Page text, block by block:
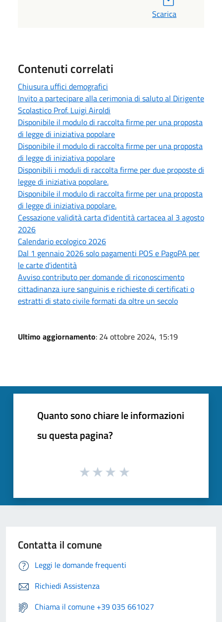
Scarica
Contenuti correlati
Chiusura uffici demografici
Invito a partecipare alla cerimonia di saluto al Dirigente
Scolastico Prof. Luigi Airoldi
Disponibile il modulo di raccolta firme per una proposta
di legge di iniziativa popolare
Disponibile il modulo di raccolta firme per una proposta
di legge di iniziativa popolare
Disponibili i moduli di raccolta firme per due proposte di
legge di iniziativa popolare.
Disponibile il modulo di raccolta firme per una proposta
di legge di iniziativa popolare.
Cessazione validità carta d'identità cartacea al 3 agosto
2026
Calendario ecologico 2026
Dal 1 gennaio 2026 solo pagamenti POS e PagoPA per
le carte d'identità
Avviso contributo per domande di riconoscimento
cittadinanza iure sanguinis e richieste di certificati o
estratti di stato civile formati da oltre un secolo
Ultimo aggiornamento: 24 ottobre 2024, 15:19
Quanto sono chiare le informazioni
su questa pagina?
Contatta il comune
Leggi le domande frequenti
Richiedi Assistenza
Chiama il comune +39 035 661027